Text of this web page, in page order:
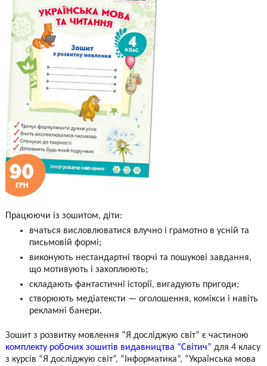
Працюючи із зошитом, діти:
вчаться висловлюватися влучно і грамотно в усній та
письмовій формі;
виконують нестандартні творчі та пошукові завдання,
що мотивують і захоплюють;
складають фантастичні історії, вигадують пригоди;
створюють медіатексти — оголошення, комікси і навіть
рекламні банери.
Зошит з розвитку мовлення “Я досліджую світ” є частиною
комплекту робочих зошитів видавництва “Світич” для 4 класу
з курсів “Я досліджую світ”, “Інформатика”, “Українська мова